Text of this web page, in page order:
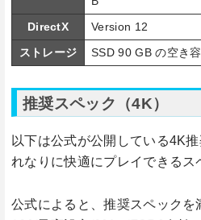
DirectX
Version 12
ストレージ
SSD 90 GB の空き
推奨スペック（4K）
以下は公式が公開している4K
れなりに快適にプレイできるス
公式によると、推奨スペック